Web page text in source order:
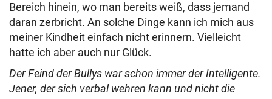
Bereich hinein, wo man bereits weiß, dass jemand
daran zerbricht. An solche Dinge kann ich mich aus
meiner Kindheit einfach nicht erinnern. Vielleicht
hatte ich aber auch nur Glück.
Der Feind der Bullys war schon immer der Intelligente.
Jener, der sich verbal wehren kann und nicht die